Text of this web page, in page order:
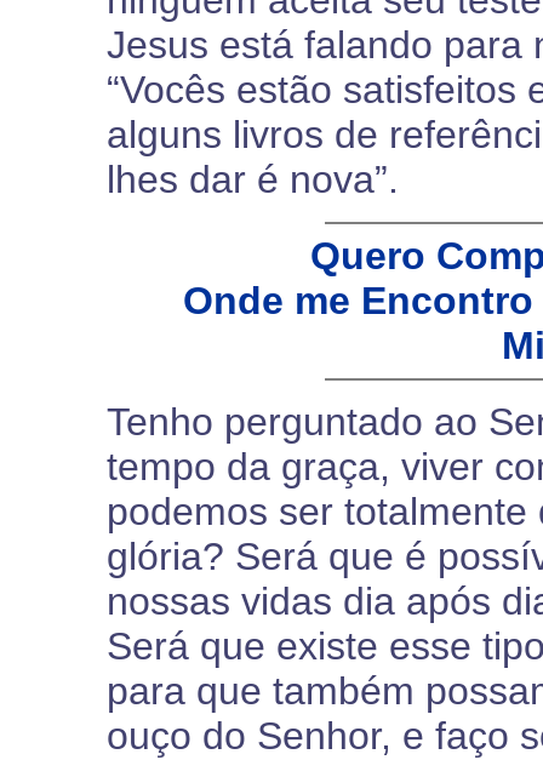
Jesus está falando para
“Vocês estão satisfeitos
alguns livros de
lhes dar é nova”.
Quero
Onde me
Tenho perguntado ao
tempo da graça, viver
podemos ser
glória? Será que é
nossas vidas dia após
Será que existe esse
para que também
ouço do Senhor, e faço